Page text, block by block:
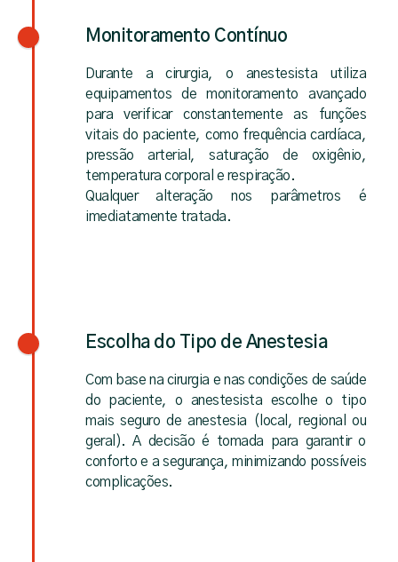
Monitoramento Contínuo
Durante a cirurgia, o anestesista utiliza
equipamentos de monitoramento avançado
para verificar constantemente as funções
vitais do paciente, como frequência cardíaca,
pressão arterial, saturação de oxigênio,
temperatura corporal e respiração.
Qualquer alteração nos parâmetros é
imediatamente tratada.
Escolha do Tipo de Anestesia
Com base na cirurgia e nas condições de saúde
do paciente, o anestesista escolhe o tipo
mais seguro de anestesia (local, regional ou
geral). A decisão é tomada para garantir o
conforto e a segurança, minimizando possíveis
complicações.